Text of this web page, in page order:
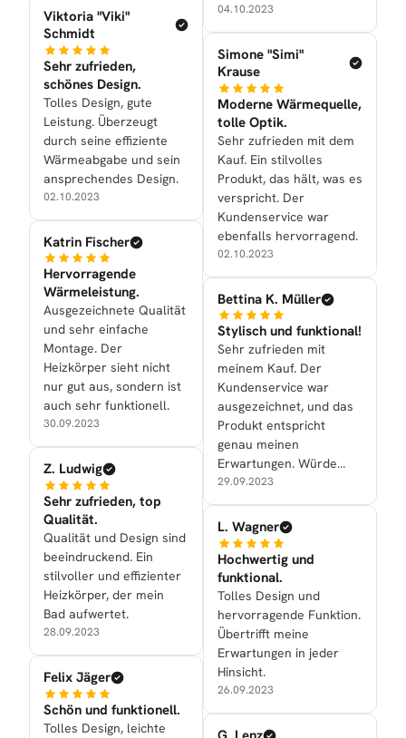
Viktoria "Viki"
Schmidt
Sehr zufrieden,
schönes Design.
Tolles Design, gute
Leistung. Überzeugt
durch seine effiziente
Wärmeabgabe und sein
ansprechendes Design.
02.10.2023
Katrin Fischer
Hervorragende
Wärmeleistung.
Ausgezeichnete Qualität
und sehr einfache
Montage. Der
Heizkörper sieht nicht
nur gut aus, sondern ist
auch sehr funktionell.
30.09.2023
Z. Ludwig
Sehr zufrieden, top
Qualität.
Qualität und Design sind
beeindruckend. Ein
stilvoller und effizienter
Heizkörper, der mein
Bad aufwertet.
28.09.2023
Felix Jäger
Schön und funktionell.
Tolles Design, leichte
04.10.2023
Simone "Simi"
Krause
Moderne Wärmequelle,
tolle Optik.
Sehr zufrieden mit dem
Kauf. Ein stilvolles
Produkt, das hält, was es
verspricht. Der
Kundenservice war
ebenfalls hervorragend.
02.10.2023
Bettina K. Müller
Stylisch und funktional!
Sehr zufrieden mit
meinem Kauf. Der
Kundenservice war
ausgezeichnet, und das
Produkt entspricht
genau meinen
Erwartungen. Würde
definitiv
weiterempfehlen.
29.09.2023
L. Wagner
Hochwertig und
funktional.
Tolles Design und
hervorragende Funktion.
Übertrifft meine
Erwartungen in jeder
Hinsicht.
26.09.2023